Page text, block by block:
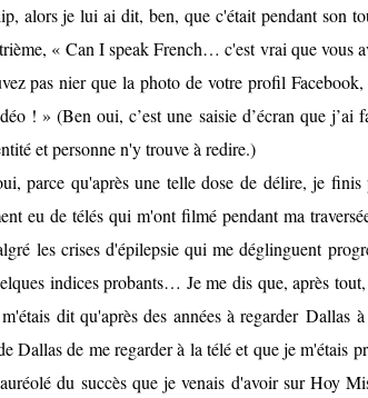
alors je lui ai dit, ben, que c'était pendant son
« Can I speak French… c'est vrai que vous
pas nier que la photo de votre profil Facebook,
! » (Ben oui, c’est une saisie d’écran que j’ai
et personne n'y trouve à redire.)
parce qu'après une telle dose de délire, je
eu de télés qui m'ont filmé pendant ma
les crises d'épilepsie qui me déglinguent
indices probants… Je me dis que, après
dit qu'après des années à regarder Dallas
Dallas de me regarder à la télé et que je m'étais
du succès que je venais d'avoir sur Hoy